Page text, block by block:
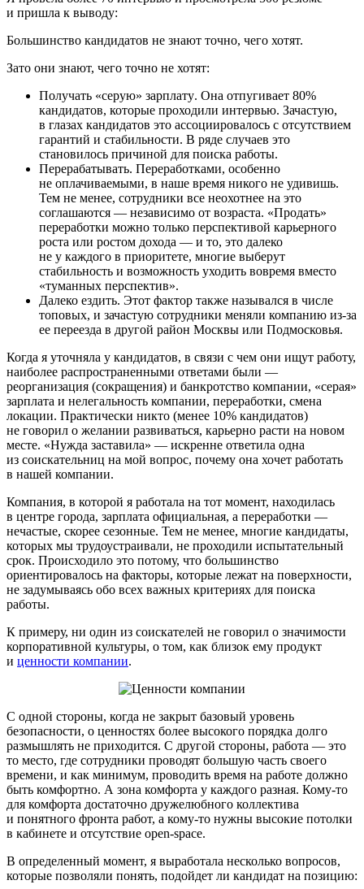
и пришла к выводу:
Большинство кандидатов не знают точно, чего хотят.
Зато они знают, чего точно не хотят:
Получать «серую» зарплату. Она отпугивает 80%
кандидатов, которые проходили интервью. Зачастую,
в глазах кандидатов это ассоциировалось с отсутствием
гарантий и стабильности. В ряде случаев это
становилось причиной для поиска работы.
Перерабатывать. Переработками, особенно
не оплачиваемыми, в наше время никого не удивишь.
Тем не менее, сотрудники все неохотнее на это
соглашаются — независимо от возраста. «Продать»
переработки можно только перспективой карьерного
роста или ростом дохода — и то, это далеко
не у каждого в приоритете, многие выберут
стабильность и возможность уходить вовремя вместо
«туманных перспектив».
Далеко ездить. Этот фактор также назывался в числе
топовых, и зачастую сотрудники меняли компанию из-за
ее переезда в другой район Москвы или Подмосковья.
Когда я уточняла у кандидатов, в связи с чем они ищут работу,
наиболее распространенными ответами были —
реорганизация (сокращения) и банкротство компании, «серая»
зарплата и нелегальность компании, переработки, смена
локации. Практически никто (менее 10% кандидатов)
не говорил о желании развиваться, карьерно расти на новом
месте. «Нужда заставила» — искренне ответила одна
из соискательниц на мой вопрос, почему она хочет работать
в нашей компании.
Компания, в которой я работала на тот момент, находилась
в центре города, зарплата официальная, а переработки —
нечастые, скорее сезонные. Тем не менее, многие кандидаты,
которых мы трудоустраивали, не проходили испытательный
срок. Происходило это потому, что большинство
ориентировалось на факторы, которые лежат на поверхности,
не задумываясь обо всех важных критериях для поиска
работы.
К примеру, ни один из соискателей не говорил о значимости
корпоративной культуры, о том, как близок ему продукт
и ценности компании.
С одной стороны, когда не закрыт базовый уровень
безопасности, о ценностях более высокого порядка долго
размышлять не приходится. С другой стороны, работа — это
то место, где сотрудники проводят большую часть своего
времени, и как минимум, проводить время на работе должно
быть комфортно. А зона комфорта у каждого разная. Кому-то
для комфорта достаточно дружелюбного коллектива
и понятного фронта работ, а кому-то нужны высокие потолки
в кабинете и отсутствие open-space.
В определенный момент, я выработала несколько вопросов,
которые позволяли понять, подойдет ли кандидат на позицию: